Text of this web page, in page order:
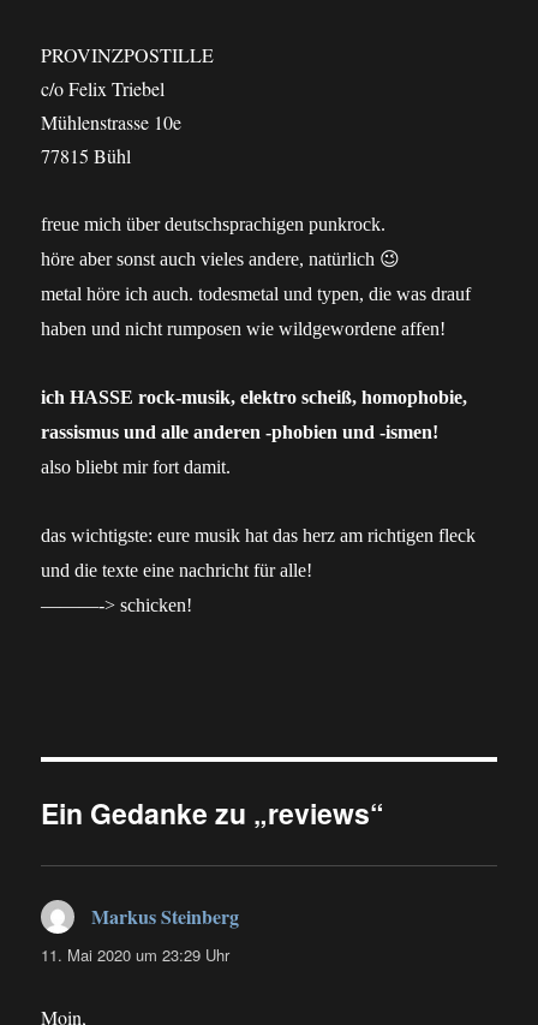
PROVINZPOSTILLE
c/o Felix Triebel
Mühlenstrasse 10e
77815 Bühl
freue mich über deutschsprachigen punkrock.
höre aber sonst auch vieles andere, natürlich 😉
metal höre ich auch. todesmetal und typen, die was drauf
haben und nicht rumposen wie wildgewordene affen!
ich HASSE rock-musik, elektro scheiß, homophobie,
rassismus und alle anderen -phobien und -ismen!
also bliebt mir fort damit.
das wichtigste: eure musik hat das herz am richtigen fleck
und die texte eine nachricht für alle!
———-> schicken!
Ein Gedanke zu „reviews“
Markus Steinberg
11. Mai 2020 um 23:29 Uhr
Moin,